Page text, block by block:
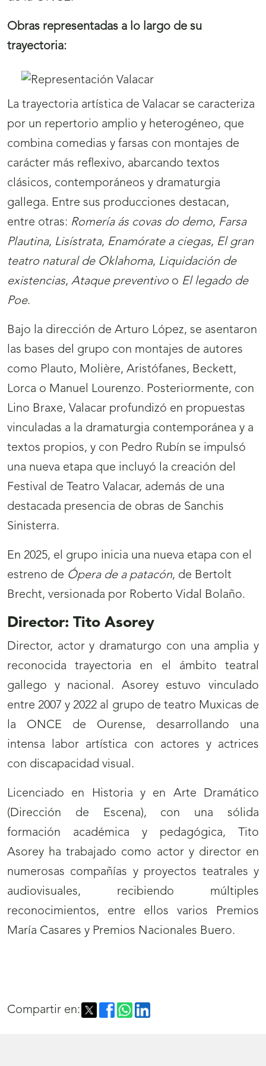
Obras representadas a lo largo de su
trayectoria:
La trayectoria artística de Valacar se caracteriza
por un repertorio amplio y heterogéneo, que
combina comedias y farsas con montajes de
carácter más reflexivo, abarcando textos
clásicos, contemporáneos y dramaturgia
gallega. Entre sus producciones destacan,
entre otras: Romería ás covas do demo, Farsa
Plautina, Lisístrata, Enamórate a ciegas, El gran
teatro natural de Oklahoma, Liquidación de
existencias, Ataque preventivo o El legado de
Poe.
Bajo la dirección de Arturo López, se asentaron
las bases del grupo con montajes de autores
como Plauto, Molière, Aristófanes, Beckett,
Lorca o Manuel Lourenzo. Posteriormente, con
Lino Braxe, Valacar profundizó en propuestas
vinculadas a la dramaturgia contemporánea y a
textos propios, y con Pedro Rubín se impulsó
una nueva etapa que incluyó la creación del
Festival de Teatro Valacar, además de una
destacada presencia de obras de Sanchis
Sinisterra.
En 2025, el grupo inicia una nueva etapa con el
estreno de Ópera de a patacón, de Bertolt
Brecht, versionada por Roberto Vidal Bolaño.
Director: Tito Asorey
Director, actor y dramaturgo con una amplia y
reconocida trayectoria en el ámbito teatral
gallego y nacional. Asorey estuvo vinculado
entre 2007 y 2022 al grupo de teatro Muxicas de
la ONCE de Ourense, desarrollando una
intensa labor artística con actores y actrices
con discapacidad visual.
Licenciado en Historia y en Arte Dramático
(Dirección de Escena), con una sólida
formación académica y pedagógica, Tito
Asorey ha trabajado como actor y director en
numerosas compañías y proyectos teatrales y
audiovisuales, recibiendo múltiples
reconocimientos, entre ellos varios Premios
María Casares y Premios Nacionales Buero.
Compartir en: